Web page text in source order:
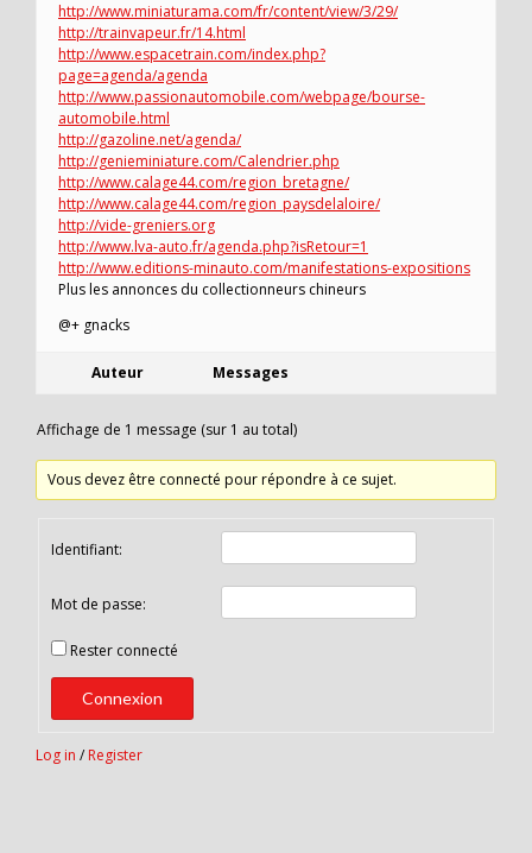
http://www.miniaturama.com/fr/content/view/3/29/
http://trainvapeur.fr/14.html
http://www.espacetrain.com/index.php?
page=agenda/agenda
http://www.passionautomobile.com/webpage/bourse-
automobile.html
http://gazoline.net/agenda/
http://genieminiature.com/Calendrier.php
http://www.calage44.com/region_bretagne/
http://www.calage44.com/region_paysdelaloire/
http://vide-greniers.org
http://www.lva-auto.fr/agenda.php?isRetour=1
http://www.editions-minauto.com/manifestations-expositions
Plus les annonces du collectionneurs chineurs
@+ gnacks
Auteur Messages
Affichage de 1 message (sur 1 au total)
Vous devez être connecté pour répondre à ce sujet.
Identifiant:
Mot de passe:
Rester connecté
Connexion
Log in / Register